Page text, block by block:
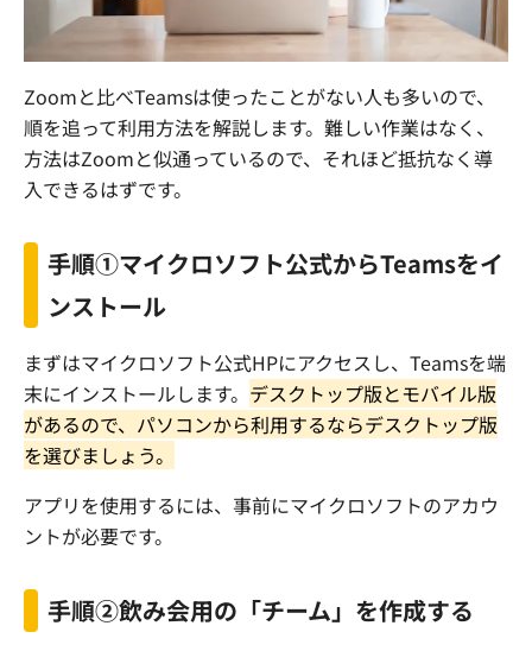
Zoomと比べTeamsは使ったことがない人も多いので、
順を追って利用方法を解説します。難しい作業はなく、
方法はZoomと似通っているので、それほど抵抗なく導
入できるはずです。
手順①マイクロソフト公式からTeamsをイ
ンストール
まずはマイクロソフト公式HPにアクセスし、 Teamsを端
末にインストールします。 デスクトップ版とモバイル版
があるので、パソコンから利用するならデスクトップ版
を選びましょう。
アプリを使用するには、事前にマイクロソフトのアカウ
ントが必要です。
手順②飲み会用の「チーム」を作成する